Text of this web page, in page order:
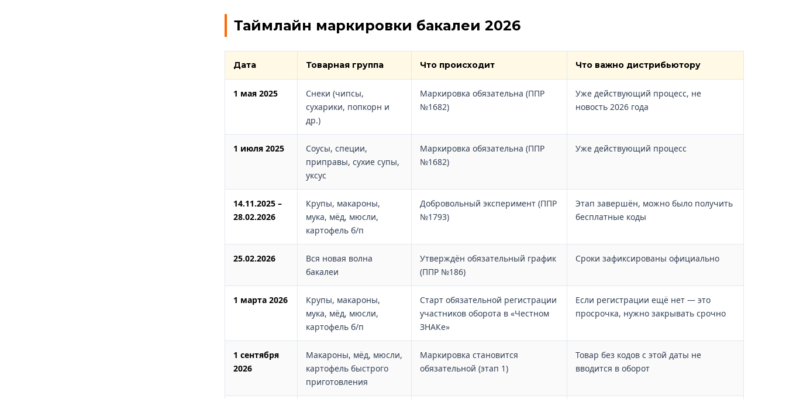
Таймлайн маркировки бакалеи 2026
Дата Товарная группа Что происходит Что важно дистрибьютору
1 мая 2025
Снеки (чипсы,
сухарики, попкорн и
др.)
Маркировка обязательна (ППР
№1682)
Уже действующий процесс, не
новость 2026 года
1 июля 2025
Соусы, специи,
приправы, сухие супы,
уксус
Маркировка обязательна (ППР
№1682)
Уже действующий процесс
14.11.2025 –
28.02.2026
Крупы, макароны,
мука, мёд, мюсли,
картофель б/п
Добровольный эксперимент (ППР
№1793)
Этап завершён, можно было получить
бесплатные коды
25.02.2026
Вся новая волна
бакалеи
Утверждён обязательный график
(ППР №186)
Сроки зафиксированы официально
1 марта 2026
Крупы, макароны,
мука, мёд, мюсли,
картофель б/п
Старт обязательной регистрации
участников оборота в «Честном
ЗНАКе»
Если регистрации ещё нет — это
просрочка, нужно закрывать срочно
1 сентября
2026
Макароны, мёд, мюсли,
картофель быстрого
приготовления
Маркировка становится
обязательной (этап 1)
Товар без кодов с этой даты не
вводится в оборот